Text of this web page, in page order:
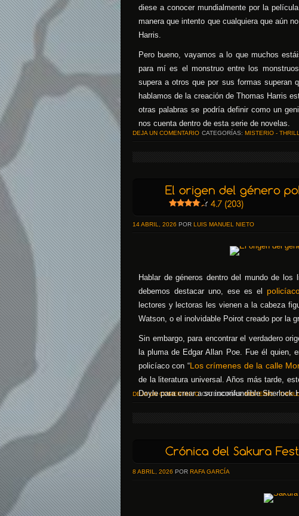
diese a conocer mundialmente por la
manera que intento que cualquiera que aún
Harris.
Pero bueno, vayamos a lo que muchos
para mí es el monstruo entre los
supera a otros que por sus formas superan
hablamos de la creación de Thomas Harris
otras palabras se podría definir como un
nos cuenta dentro de esta serie de novelas.
DEJA UN COMENTARIO CATEGORÍAS: MISTERIO -
14 ABRIL, 2026 POR LUIS MANUEL NIETO
Hablar de géneros dentro del mundo de
debemos destacar uno, ese es el
lectores y lectoras les vienen a la cabeza
Watson, o el inolvidable Poirot creado por la
Sin embargo, para encontrar el verdadero
la pluma de Edgar Allan Poe. Fue él quien,
policíaco con “Los crímenes de la calle
de la literatura universal. Años más tarde,
Doyle para crear a su inconfundible Sherlock
DEJA UN COMENTARIO CATEGORÍAS: MISTERIO -
8 ABRIL, 2026 POR RAFA GARCÍA